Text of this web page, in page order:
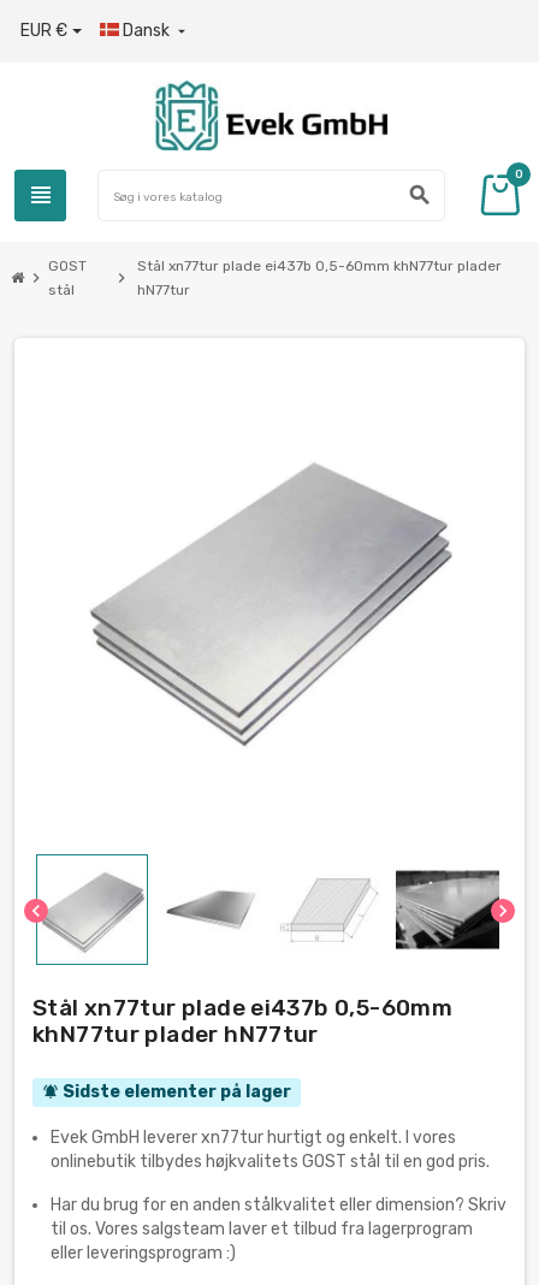
EUR € Dansk 
view_headline search
0
chevron_right
GOST
stål
chevron_right
Stål xn77tur plade ei437b 0,5-60mm khN77tur plader
hN77tur
chevron_left chevron_right
Stål xn77tur plade ei437b 0,5-60mm
khN77tur plader hN77tur
notifications_active Sidste elementer på lager
Evek GmbH leverer xn77tur hurtigt og enkelt. I vores
onlinebutik tilbydes højkvalitets GOST stål til en god pris.
Har du brug for en anden stålkvalitet eller dimension? Skriv
til os. Vores salgsteam laver et tilbud fra lagerprogram
eller leveringsprogram :)